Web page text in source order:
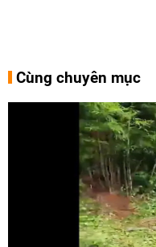
Cùng chuyên mục